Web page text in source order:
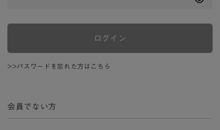
ログイン
>>パスワードを忘れた方はこちら
会員でない方